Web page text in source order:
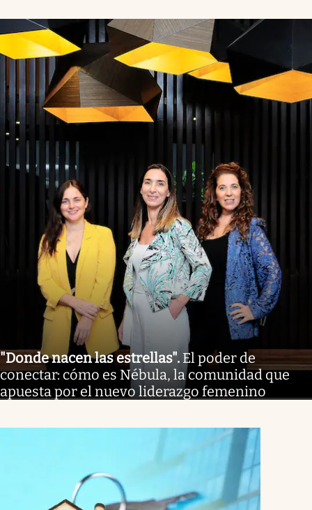
"Donde nacen las estrellas". El poder de
conectar: cómo es Nébula, la comunidad que
apuesta por el nuevo liderazgo femenino